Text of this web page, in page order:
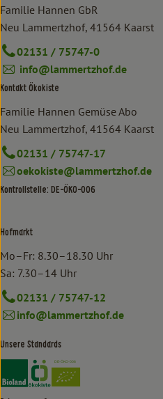
Familie Hannen GbR
Neu Lammertzhof, 41564 Kaarst
02131 / 75747-0
info@lammertzhof.de
Kontakt Ökokiste
Familie Hannen Gemüse Abo
Neu Lammertzhof, 41564 Kaarst
02131 / 75747-17
oekokiste@lammertzhof.de
Kontrollstelle: DE-ÖKO-006
Hofmarkt
Mo–Fr: 8.30–18.30 Uhr
Sa: 7.30–14 Uhr
02131 / 75747-12
info@lammertzhof.de
Unsere Standards
Externer Link zu https://
Externer Link zu